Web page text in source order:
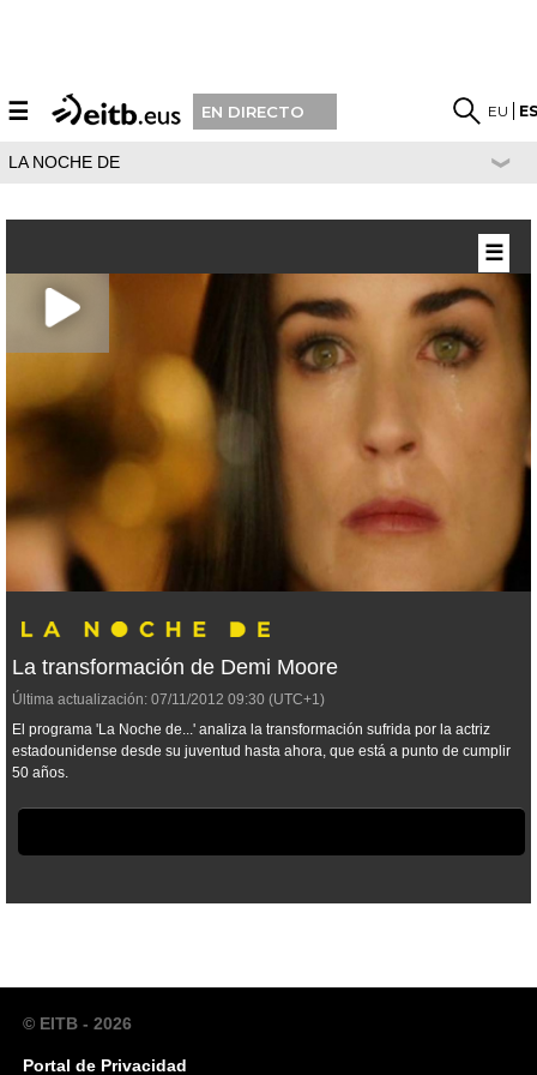
☰ EN DIRECTO EU
LA NOCHE DE
La transformación de Demi Moore
Última actualización: 07/11/2012 09:30 (UTC+1)
El programa 'La Noche de...' analiza la transformación sufrida por la actriz
estadounidense desde su juventud hasta ahora, que está a punto de cumplir
50 años.
☰
© EITB - 2026
Portal de Privacidad